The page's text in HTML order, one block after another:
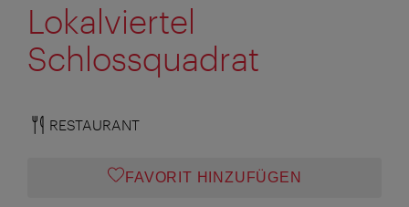
Lokalviertel
Schlossquadrat
RESTAURANT
FAVORIT HINZUFÜGEN